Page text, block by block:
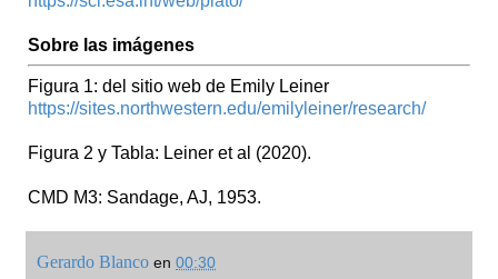
Sobre las imágenes
Figura 1: del sitio web de Emily Leiner
https://sites.northwestern.edu/emilyleiner/research/
Figura 2 y Tabla: Leiner et al (2020).
CMD M3: Sandage, AJ, 1953.
Gerardo Blanco en 00:30